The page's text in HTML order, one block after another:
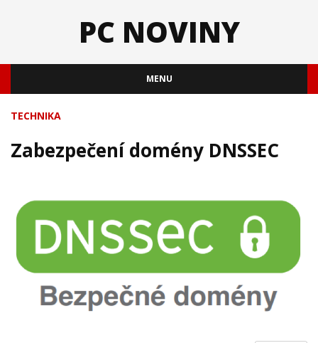
PC NOVINY
MENU
TECHNIKA
Zabezpečení domény DNSSEC